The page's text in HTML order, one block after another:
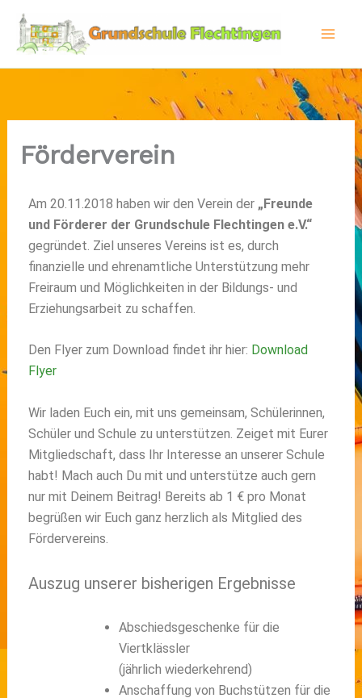
Inhalt
springen
Förderverein
Am 20.11.2018 haben wir den Verein der „Freunde
und Förderer der Grundschule Flechtingen e.V.“
gegründet. Ziel unseres Vereins ist es, durch
finanzielle und ehrenamtliche Unterstützung mehr
Freiraum und Möglichkeiten in der Bildungs- und
Erziehungsarbeit zu schaffen.
Den Flyer zum Download findet ihr hier: Download
Flyer
Wir laden Euch ein, mit uns gemeinsam, Schülerinnen,
Schüler und Schule zu unterstützen. Zeiget mit Eurer
Mitgliedschaft, dass Ihr Interesse an unserer Schule
habt! Mach auch Du mit und unterstütze auch gern
nur mit Deinem Beitrag! Bereits ab 1 € pro Monat
begrüßen wir Euch ganz herzlich als Mitglied des
Fördervereins.
Auszug unserer bisherigen Ergebnisse
Abschiedsgeschenke für die
Viertklässler
(jährlich wiederkehrend)
Anschaffung von Buchstützen für die